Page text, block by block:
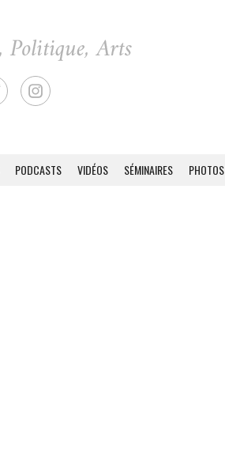
PODCASTS VIDÉOS SÉMINAIRES PHOTOS